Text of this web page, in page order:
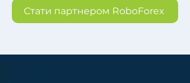
Стати партнером RoboForex